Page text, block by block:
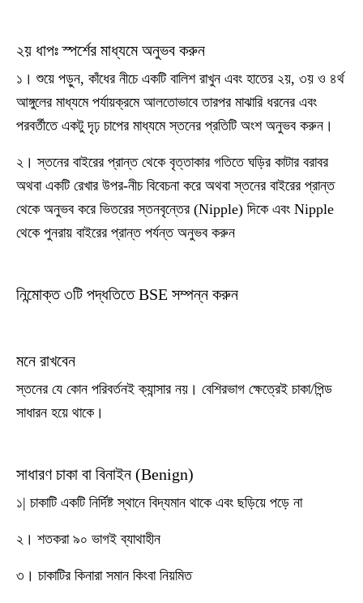
২য় ধাপঃ স্পর্শের মাধ্যমে অনুভব করুন
১। শুয়ে পড়ুন, কাঁধের নীচে একটি বালিশ রাখুন এবং হাতের ২য়, ৩য় ও ৪র্থ
আঙ্গুলের মাধ্যমে পর্যায়ক্রমে আলতোভাবে তারপর মাঝারি ধরনের এবং
পরবর্তীতে একটু দৃঢ় চাপের মাধ্যমে স্তনের প্রতিটি অংশ অনুভব করুন।
২। স্তনের বাইরের প্রান্ত থেকে বৃত্তাকার গতিতে ঘড়ির কাটার বরাবর
অথবা একটি রেখার উপর-নীচ বিবেচনা করে অথবা স্তনের বাইরের প্রান্ত
থেকে অনুভব করে ভিতরের স্তনবৃন্তের (Nipple) দিকে এবং Nipple
থেকে পুনরায় বাইরের প্রান্ত পর্যন্ত অনুভব করুন
নিন্মোক্ত ৩টি পদ্ধতিতে BSE সম্পন্ন করুন
মনে রাখবেন
স্তনের যে কোন পরিবর্তনই ক্যান্সার নয়। বেশিরভাগ ক্ষেত্রেই চাকা/পিন্ড
সাধারন হয়ে থাকে।
সাধারণ চাকা বা বিনাইন (Benign)
১| চাকাটি একটি নির্দিষ্ট স্থানে বিদ্যমান থাকে এবং ছড়িয়ে পড়ে না
২। শতকরা ৯০ ভাগই ব্যাথাহীন
৩। চাকাটির কিনারা সমান কিংবা নিয়মিত